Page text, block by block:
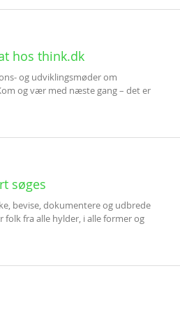
hos think.dk
og udviklingsmøder om
og vær med næste gang – det er
søges
bevise, dokumentere og udbrede
folk fra alle hylder, i alle former og